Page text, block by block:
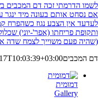
לשמו הדרמתי זכה דם המכבים
אם נסחט אותם בעונה מיד ינגר
לעדעד אין הצבע נגוז כשהפרח
ותקופת פריחתו (אפר'-יוני)
(שהיה פעם משוייך לצמח שדה
דם המכבים
דמומית
Gallery